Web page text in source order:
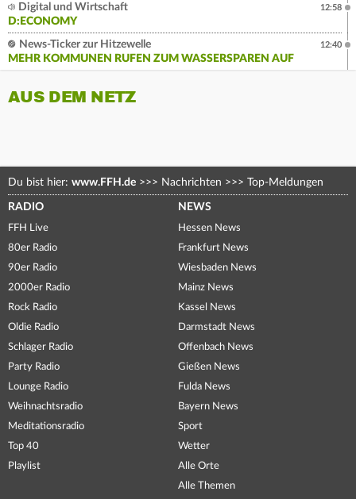
Digital und Wirtschaft
D:ECONOMY
12:58
News-Ticker zur Hitzewelle
MEHR KOMMUNEN RUFEN ZUM WASSERSPAREN AUF
12:40
AUS DEM NETZ
Du bist hier: www.FFH.de >>> Nachrichten >>> Top-Meldungen
RADIO
FFH Live
80er Radio
90er Radio
2000er Radio
Rock Radio
Oldie Radio
Schlager Radio
Party Radio
Lounge Radio
Weihnachtsradio
Meditationsradio
Top 40
Playlist
NEWS
Hessen News
Frankfurt News
Wiesbaden News
Mainz News
Kassel News
Darmstadt News
Offenbach News
Gießen News
Fulda News
Bayern News
Sport
Wetter
Alle Orte
Alle Themen